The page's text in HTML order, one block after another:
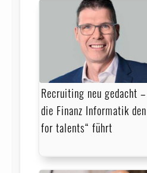
Recruiting neu gedacht
die Finanz Informatik
for talents“ führt